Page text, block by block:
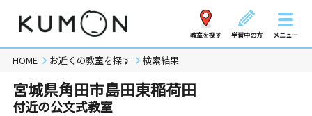
教室を探す 学習中の方 メニュー
HOME お近くの教室を探す 検索結果
宮城県角田市島田東稲荷田
付近の公文式教室